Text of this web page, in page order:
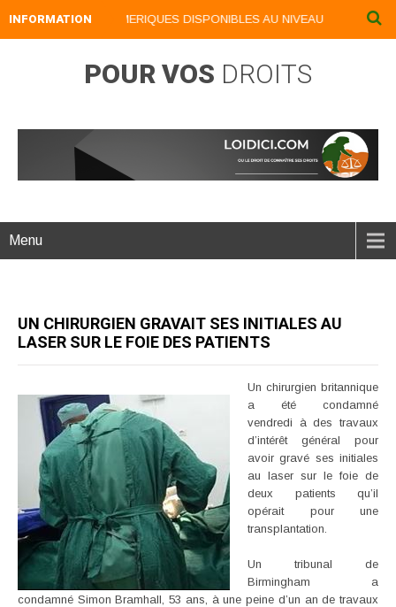
INFORMATION
NOS LIVRES NUMERIQUES DISPONIBLES AU NIVEAU DU MENU
POUR VOS DROITS
Menu
UN CHIRURGIEN GRAVAIT SES INITIALES AU
LASER SUR LE FOIE DES PATIENTS
Un chirurgien britannique
a été condamné
vendredi à des travaux
d’intérêt général pour
avoir gravé ses initiales
au laser sur le foie de
deux patients qu’il
opérait pour une
transplantation.
Un tribunal de
Birmingham a
condamné Simon Bramhall, 53 ans, à une peine d’un an de travaux